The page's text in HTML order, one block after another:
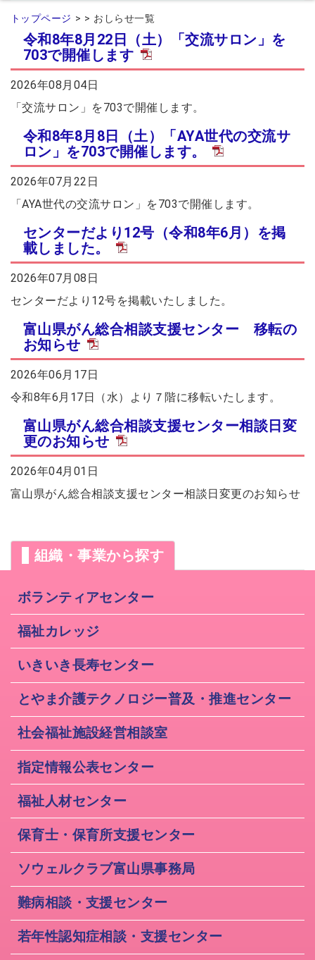
2026年07月14日
ソウェルクラブ
会員交流事業を更新しました。
2026年07月10日
その他の会員情報サービスを更新しま
した。
2026年07月06日
礎研修）の募集を開始しました。
トップページ おしらせ一覧
令和8年8月22日（土）「交流サロン」を
703で開催します
2026年08月04日
「交流サロン」を703で開催します。
令和8年8月8日（土）「AYA世代の交流サ
ロン」を703で開催します。
2026年07月22日
「AYA世代の交流サロン」を703で開催します。
センターだより12号（令和8年6月）を掲
載しました。
2026年07月08日
センターだより12号を掲載いたしました。
富山県がん総合相談支援センター 移転の
お知らせ
2026年06月17日
令和8年6月17日（水）より７階に移転いたします。
富山県がん総合相談支援センター相談日変
更のお知らせ
2026年04月01日
富山県がん総合相談支援センター相談日変更のお知らせ
組織・事業から探す
ボランティアセンター
福祉カレッジ
いきいき長寿センター
とやま介護テクノロジー普及・推進センター
社会福祉施設経営相談室
指定情報公表センター
福祉人材センター
保育士・保育所支援センター
ソウェルクラブ富山県事務局
難病相談・支援センター
若年性認知症相談・支援センター